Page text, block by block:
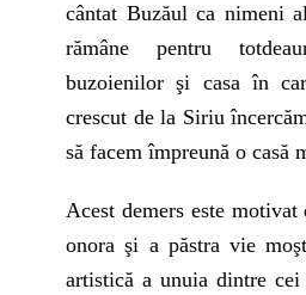
cântat Buzăul ca nimeni
rămâne pentru
buzoienilor şi casa în
crescut de la Siriu
să facem împreună o casă
Acest demers este motivat
onora şi a păstra vie
artistică a unuia dintre